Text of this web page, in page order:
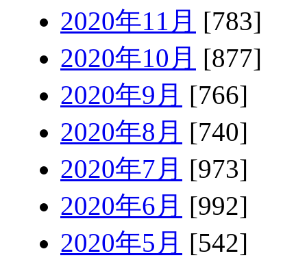
2020年11月 [783]
2020年10月 [877]
2020年9月 [766]
2020年8月 [740]
2020年7月 [973]
2020年6月 [992]
2020年5月 [542]